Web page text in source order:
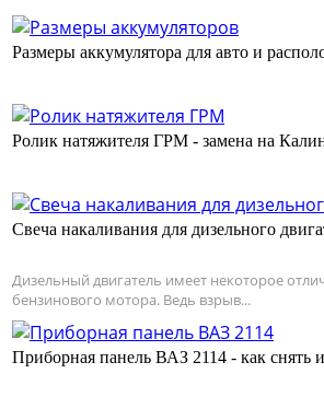
Размеры аккумулятора для авто и
Ролик натяжителя ГРМ - замена на
Свеча накаливания для дизельного
Дизельный двигатель имеет некоторое
бензинового мотора. Ведь взрыв...
Приборная панель ВАЗ 2114 - как снять